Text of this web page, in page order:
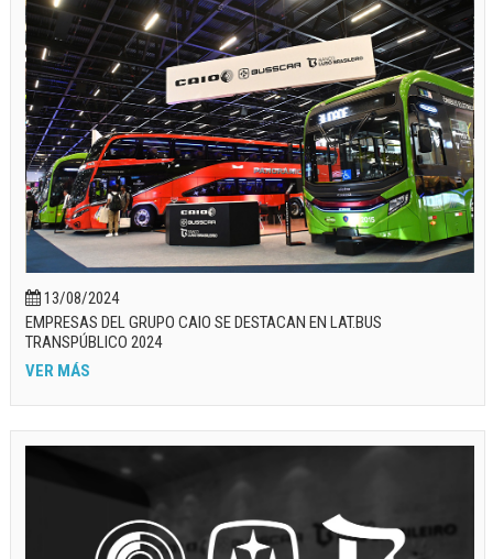
13/08/2024
EMPRESAS DEL GRUPO CAIO SE DESTACAN EN LAT.BUS
TRANSPÚBLICO 2024
VER MÁS